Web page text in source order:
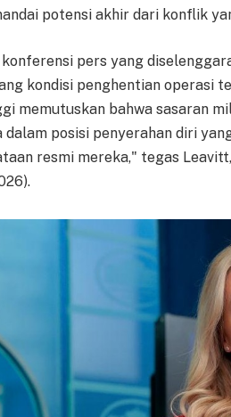
potensi akhir dari konflik
konferensi pers yang
kondisi penghentian operasi
memutuskan bahwa sasaran
dalam posisi penyerahan diri
resmi mereka," tegas